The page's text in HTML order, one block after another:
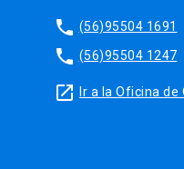
phone (56)95504 1691
phone (56)95504 1247
launch Ir a la Oficina de